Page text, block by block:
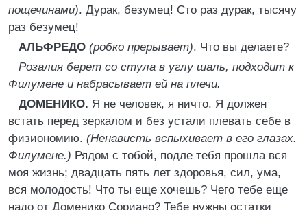
пощечинами). Дурак, безумец! Сто раз дурак, тысячу
раз безумец!
АЛЬФРЕДО (робко прерывает). Что вы делаете?
Розалия берет со стула в углу шаль, подходит к
Филумене и набрасывает ей на плечи.
ДОМЕНИКО. Я не человек, я ничто. Я должен
встать перед зеркалом и без устали плевать себе в
физиономию. (Ненависть вспыхивает в его глазах.
Филумене.) Рядом с тобой, подле тебя прошла вся
моя жизнь; двадцать пять лет здоровья, сил, ума,
вся молодость! Что ты еще хочешь? Чего тебе еще
надо от Доменико Сориано? Тебе нужны остатки